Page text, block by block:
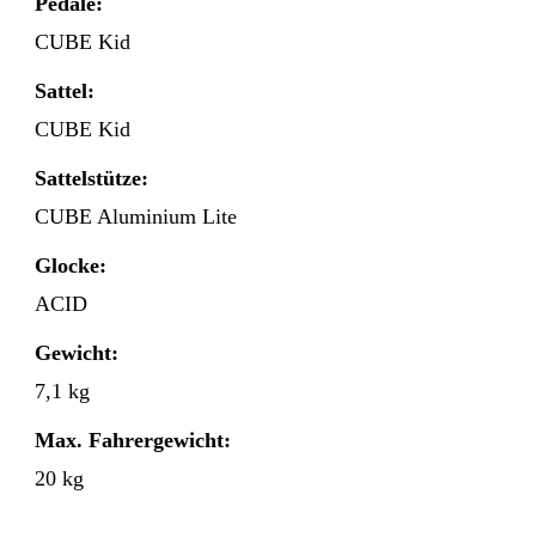
CUBE Kid
Sattel:
CUBE Kid
Sattelstütze:
CUBE Aluminium Lite
Glocke:
ACID
Gewicht:
7,1 kg
Max. Fahrergewicht:
20 kg